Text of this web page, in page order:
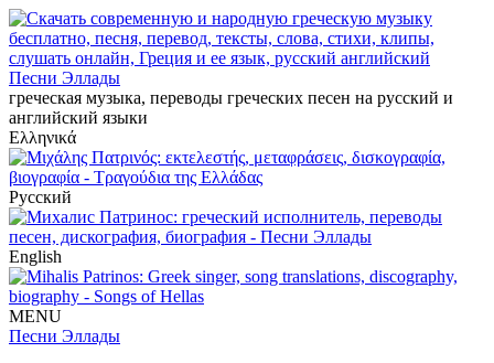
Песни Эллады
греческая музыка, переводы греческих песен на русский и
английский языки
Ελληνικά
Русский
English
MENU
Песни Эллады